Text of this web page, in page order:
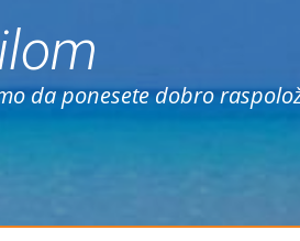
da ponesete dobro